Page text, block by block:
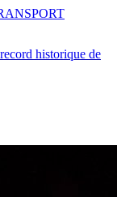
historique de